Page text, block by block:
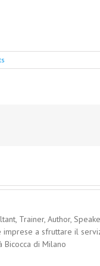
Trainer, Author,
a sfruttare il
Bicocca di Milano